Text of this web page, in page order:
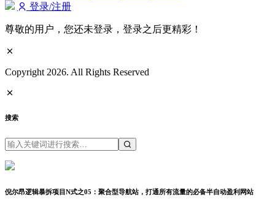
登录/注册
尊敬的用户，您还未登录，登录之后更精彩！
Copyright 2026. All Rights Reserved
搜索
倪尔昂逻辑暴拆项目N式之05：聚合型导航站，打通所有流量的必备半自动盈利网站